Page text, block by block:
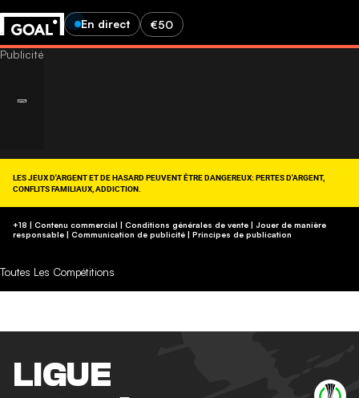
En direct €50
LES JEUX D'ARGENT ET DE HASARD PEUVENT ÊTRE DANGEREUX: PERTES D'ARGENT,
CONFLITS FAMILIAUX, ADDICTION.
https://www.joueurs-info-service.fr/
+18 | Contenu commercial | Conditions générales de vente | Jouer de manière
responsable | Communication de publicité | Principes de publication
Toutes Les Compétitions
LIGUE